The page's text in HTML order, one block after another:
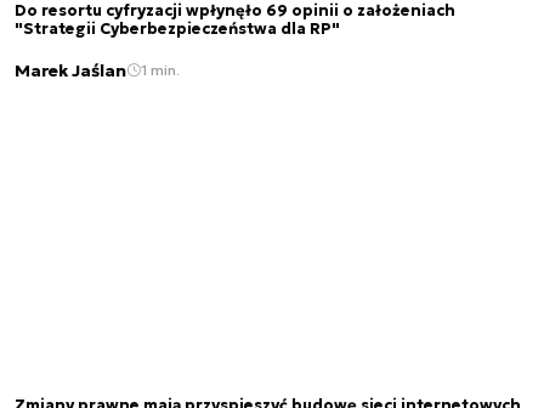
Do resortu cyfryzacji wpłynęło 69 opinii o założeniach
"Strategii Cyberbezpieczeństwa dla RP"
Marek Jaślan 1 min.